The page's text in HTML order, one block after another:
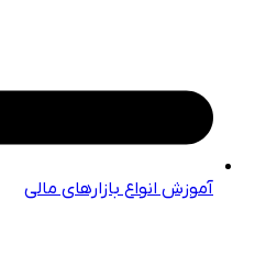
آموزش انواع بازارهای مالی